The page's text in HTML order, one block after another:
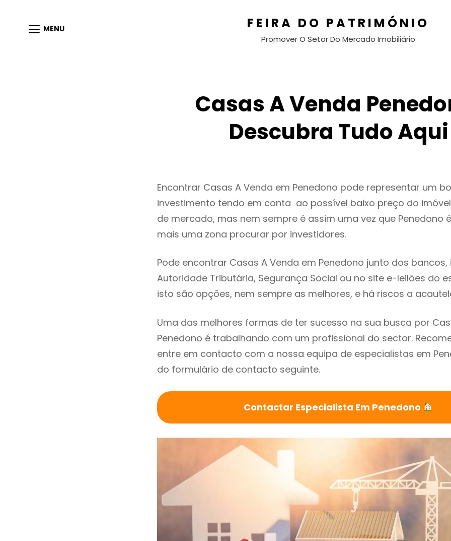
MENU FEIRA DO PATRIMÓNIO
Promover O Setor Do Mercado Imobiliário
Casas A Venda
Descubra Tudo Aqui
Encontrar Casas A Venda em Penedono pode representar um
investimento tendo em conta ao possível baixo preço do
de mercado, mas nem sempre é assim uma vez que Penedono
mais uma zona procurar por investidores.
Pode encontrar Casas A Venda em Penedono junto dos
Autoridade Tributária, Segurança Social ou no site e-leilões do
isto são opções, nem sempre as melhores, e há riscos a
Uma das melhores formas de ter sucesso na sua busca por
Penedono é trabalhando com um profissional do sector.
entre em contacto com a nossa equipa de especialistas em
do formulário de contacto seguinte.
Contactar Especialista Em Penedono